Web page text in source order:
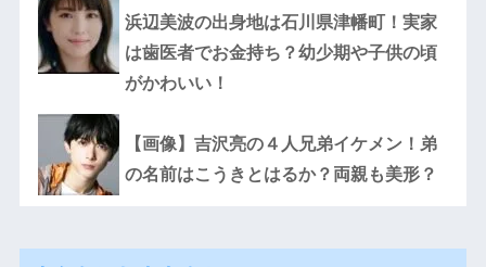
浜辺美波の出身地は石川県津幡町！実家
は歯医者でお金持ち？幼少期や子供の頃
がかわいい！
【画像】吉沢亮の４人兄弟イケメン！弟
の名前はこうきとはるか？両親も美形？